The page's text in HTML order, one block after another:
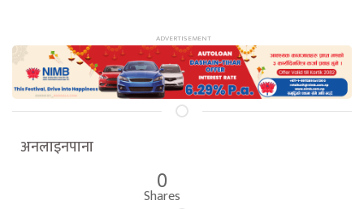
अनलाइनपाना
0
Shares